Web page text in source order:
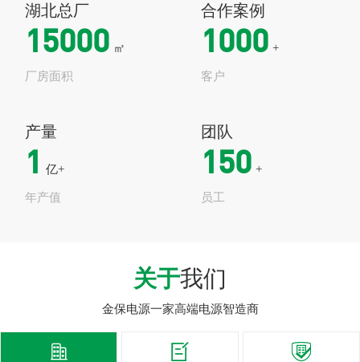
湖北总厂
15000 ㎡
厂房面积
合作案例
1000 +
客户
产量
1 亿+
年产值
团队
150 +
员工
关于我们
金保电源一家高端电源智造商
  